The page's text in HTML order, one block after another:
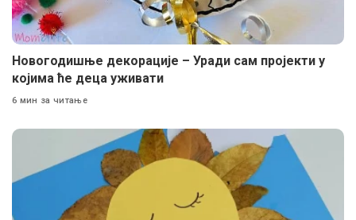
Новогодишње декорације – Уради сам пројекти у
којима ће деца уживати
6 мин за читање